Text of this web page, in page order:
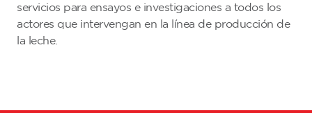
servicios para ensayos e investigaciones a todos los
actores que intervengan en la línea de producción de
la leche.